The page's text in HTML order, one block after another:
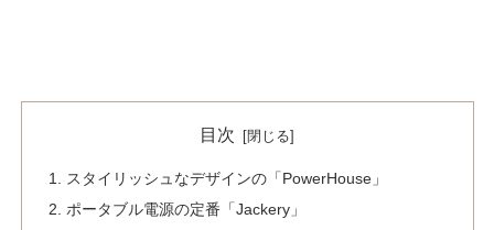
目次
スタイリッシュなデザインの「PowerHouse」
ポータブル電源の定番「Jackery」